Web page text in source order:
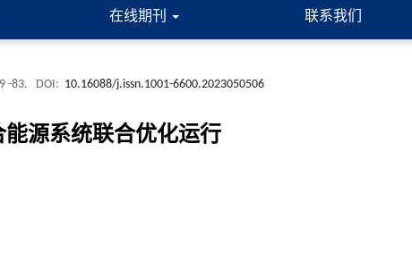
在线期刊 联系我们
-83. DOI: 10.16088/j.issn.1001-6600.2023050506
源系统联合优化运行